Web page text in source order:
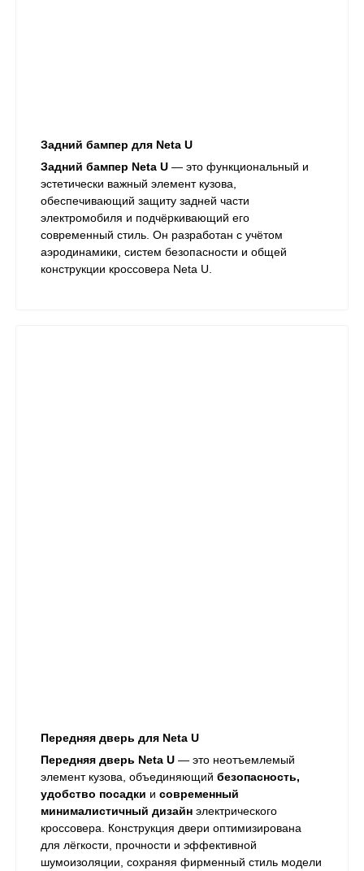
Задний бампер для Neta U
Задний бампер Neta U — это функциональный и
эстетически важный элемент кузова,
обеспечивающий защиту задней части
электромобиля и подчёркивающий его
современный стиль. Он разработан с учётом
аэродинамики, систем безопасности и общей
конструкции кроссовера Neta U.
Передняя дверь для Neta U
Передняя дверь Neta U — это неотъемлемый
элемент кузова, объединяющий безопасность,
удобство посадки и современный
минималистичный дизайн электрического
кроссовера. Конструкция двери оптимизирована
для лёгкости, прочности и эффективной
шумоизоляции, сохраняя фирменный стиль модели